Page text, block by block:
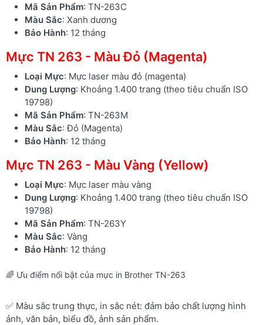
Mã Sản Phẩm: TN-263C
Màu Sắc: Xanh dương
Bảo Hành: 12 tháng
Mực TN 263 - Màu Đỏ (Magenta)
Loại Mực: Mực laser màu đỏ (magenta)
Dung Lượng: Khoảng 1.400 trang (theo tiêu chuẩn ISO
19798)
Mã Sản Phẩm: TN-263M
Màu Sắc: Đỏ (Magenta)
Bảo Hành: 12 tháng
Mực TN 263 - Màu Vàng (Yellow)
Loại Mực: Mực laser màu vàng
Dung Lượng: Khoảng 1.400 trang (theo tiêu chuẩn ISO
19798)
Mã Sản Phẩm: TN-263Y
Màu Sắc: Vàng
Bảo Hành: 12 tháng
🌈 Ưu điểm nổi bật của mực in Brother TN-263
✅ Màu sắc trung thực, in sắc nét: đảm bảo chất lượng hình
ảnh, văn bản, biểu đồ, ảnh sản phẩm.